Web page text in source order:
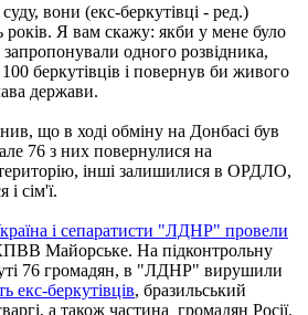
вони (екс-беркутівці - ред.)
років. Я вам скажу: якби у мене було
запропонували одного розвідника,
беркутівців і повернув би живого
держави.
що в ході обміну на Донбасі був
76 з них повернулися на
територію, інші залишилися в ОРДЛО,
сім'ї.
і сепаратисти "ЛДНР" провели
Майорське. На підконтрольну
76 громадян, в "ЛДНР" вирушили
екс-беркутівців, бразильський
а також частина громадян Росії.